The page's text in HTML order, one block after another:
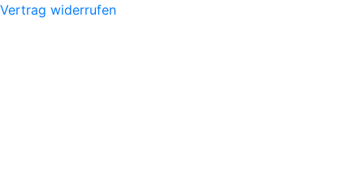
Vertrag widerrufen